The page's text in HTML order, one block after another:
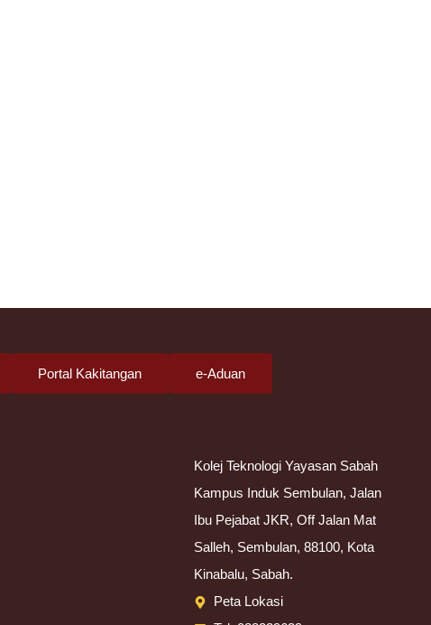
Kolej Teknologi Yayasan Sabah
Kampus Induk Sembulan, Jalan
Ibu Pejabat JKR, Off Jalan Mat
Salleh, Sembulan, 88100, Kota
Kinabalu, Sabah.
Peta Lokasi
Portal Kakitangan e-Aduan